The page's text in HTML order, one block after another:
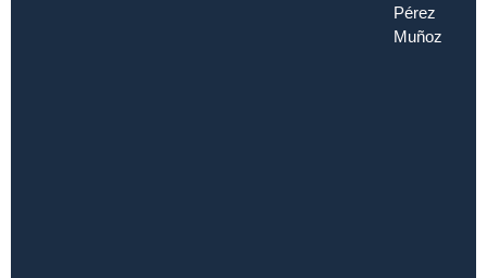
Pérez
Muñoz